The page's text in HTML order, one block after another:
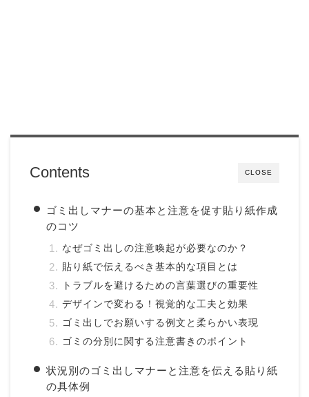
CLOSE
Contents
ゴミ出しマナーの基本と注意を促す貼り紙作成
のコツ
なぜゴミ出しの注意喚起が必要なのか？
貼り紙で伝えるべき基本的な項目とは
トラブルを避けるための言葉選びの重要性
デザインで変わる！視覚的な工夫と効果
ゴミ出しでお願いする例文と柔らかい表現
ゴミの分別に関する注意書きのポイント
状況別のゴミ出しマナーと注意を伝える貼り紙
の具体例